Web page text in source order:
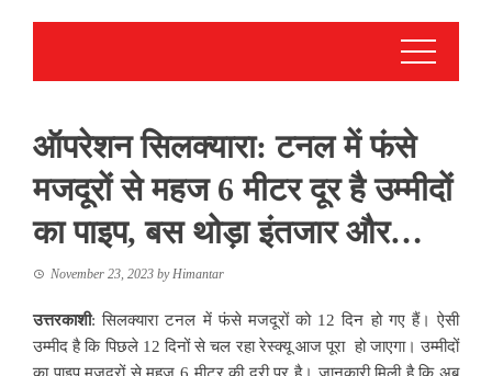
ऑपरेशन सिलक्यारा: टनल में फंसे
मजदूरों से महज 6 मीटर दूर है उम्मीदों
का पाइप, बस थोड़ा इंतजार और…
November 23, 2023 byHimantar
उत्तरकाशी: सिलक्यारा टनल में फंसे मजदूरों को 12 दिन हो गए हैं। ऐसी
उम्मीद है कि पिछले 12 दिनों से चल रहा रेस्क्यू आज पूरा हो जाएगा। उम्मीदों